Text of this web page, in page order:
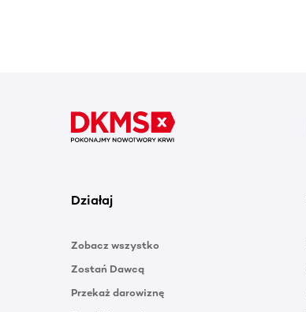
Działaj
Zobacz wszystko
Zostań Dawcą
Przekaż darowiznę